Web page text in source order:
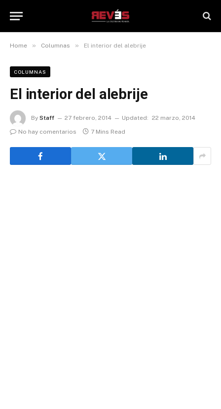
Home » Columnas » El interior del alebrije
COLUMNAS
El interior del alebrije
By Staff 27 febrero, 2014 Updated: 22 marzo, 2014
No hay comentarios
7 Mins Read